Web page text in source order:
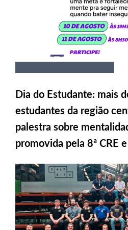
Dia do Estudante: mais
estudantes da região
palestra sobre
promovida pela 8ª CRE